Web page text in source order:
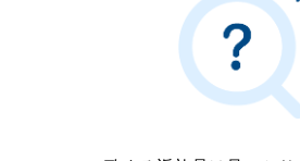
令和7年12月27日（土）～令和8年1月
年始の閉庁期間の為、お電話などの対
予めご了承ください。
なお、ワンストップ特例希望の方のワ
紙・返信用封筒につきましては郵便発